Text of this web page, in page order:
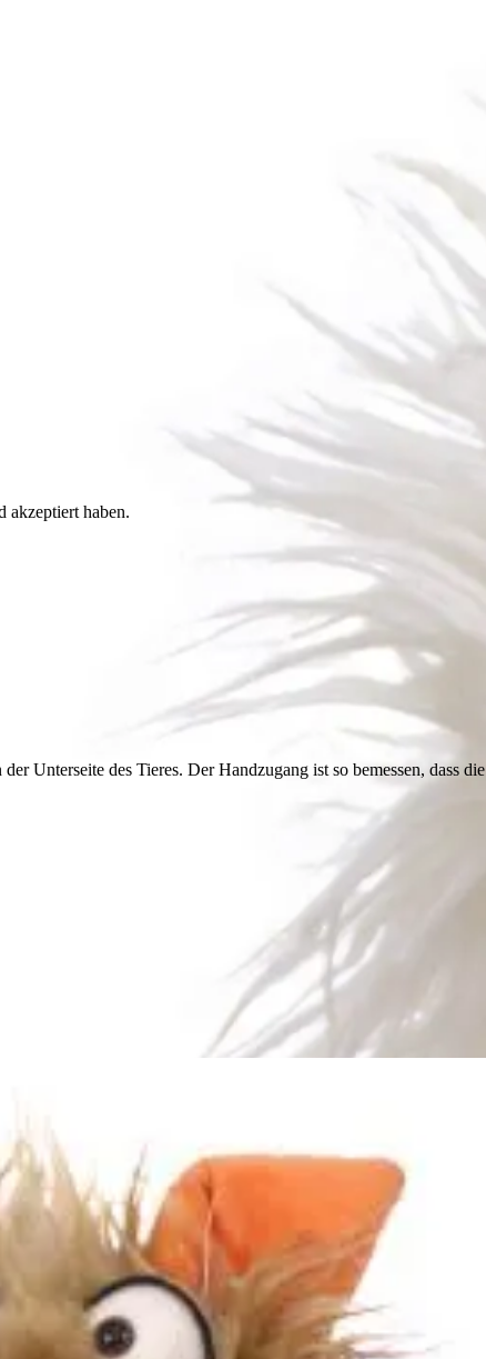
akzeptiert haben.
Unterseite des Tieres. Der Handzugang ist so bemessen, dass die